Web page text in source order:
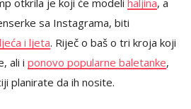
otkrila je koji će modeli haljina, a
sa Instagrama, biti
i ljeta. Riječ o baš o tri kroja koji
ali i ponovo popularne baletanke,
planirate da ih nosite.